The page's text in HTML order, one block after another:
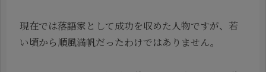
現在では落語家として成功を収めた人物ですが、若
い頃から順風満帆だったわけではありません。